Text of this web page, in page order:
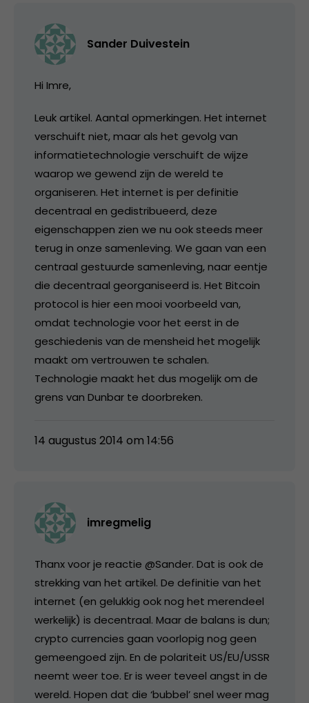
Sander Duivestein
Hi Imre,
Leuk artikel. Aantal opmerkingen. Het internet
verschuift niet, maar als het gevolg van
informatietechnologie verschuift de wijze
waarop we gewend zijn de wereld te
organiseren. Het internet is per definitie
decentraal en gedistribueerd, deze
eigenschappen zien we nu ook steeds meer
terug in onze samenleving. We gaan van een
centraal gestuurde samenleving, naar eentje
die decentraal georganiseerd is. Het Bitcoin
protocol is hier een mooi voorbeeld van,
omdat technologie voor het eerst in de
geschiedenis van de mensheid het mogelijk
maakt om vertrouwen te schalen.
Technologie maakt het dus mogelijk om de
grens van Dunbar te doorbreken.
14 augustus 2014 om 14:56
imregmelig
Thanx voor je reactie @Sander. Dat is ook de
strekking van het artikel. De definitie van het
internet (en gelukkig ook nog het merendeel
werkelijk) is decentraal. Maar de balans is dun;
crypto currencies gaan voorlopig nog geen
gemeengoed zijn. En de polariteit US/EU/USSR
neemt weer toe. Er is weer teveel angst in de
wereld. Hopen dat die ‘bubbel’ snel weer mag